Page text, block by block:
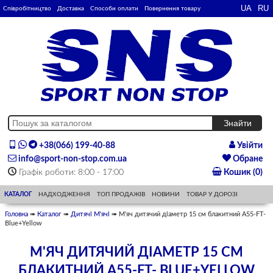
Співробітництво Доставка Способи оплати Повернення товару
+38(066) 199-40-88
info@sport-non-stop.com.ua
Графік роботи: 8:00 - 17:00
Увійти
Обране
Кошик (0)
КАТАЛОГ НАДХОДЖЕННЯ ТОП ПРОДАЖІВ НОВИНИ ТОВАР У ДОРОЗІ
Головна ➠ Каталог ➠ Дитячі М'ячі ➠ М'яч дитячий діаметр 15 см блакитний A55-FT-
Blue+Yellow
М'ЯЧ ДИТЯЧИЙ ДІАМЕТР 15 СМ